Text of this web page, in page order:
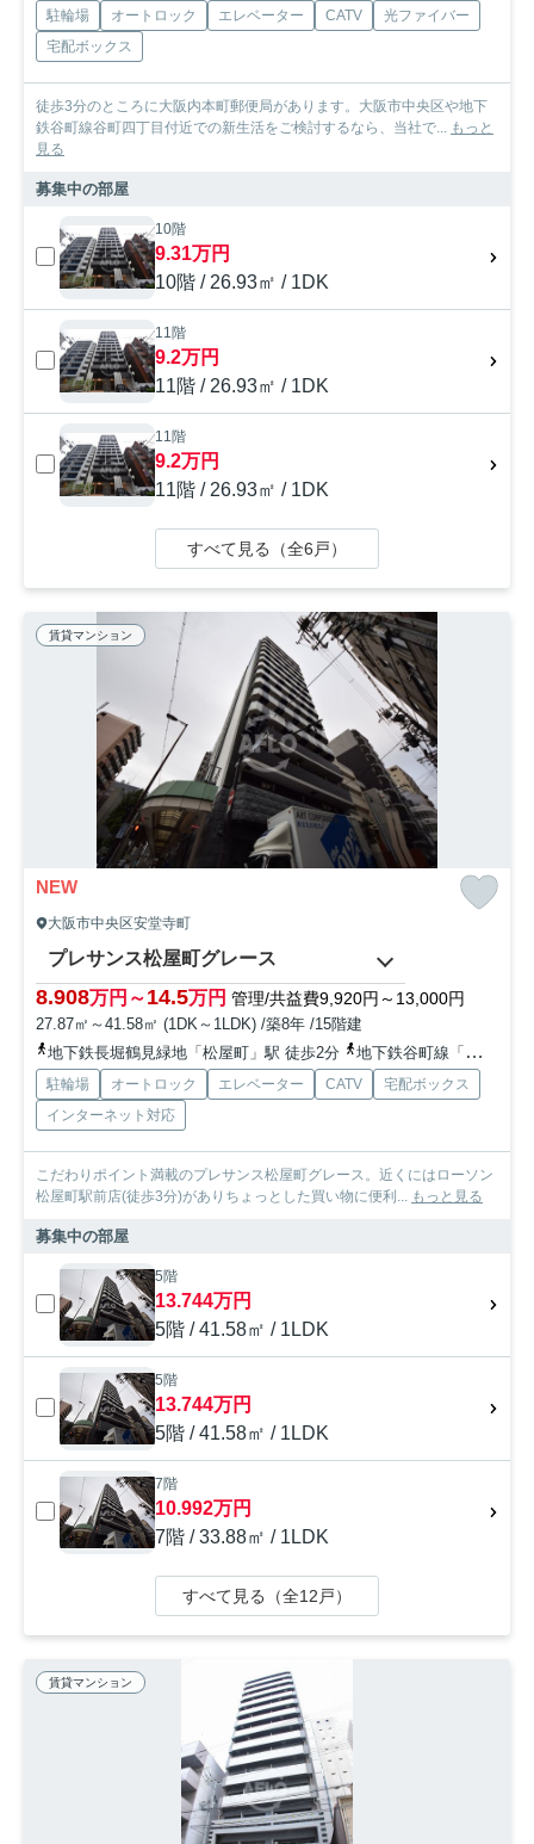
駐輪場 オートロック エレベーター CATV
光ファイバー
宅配ボックス
徒歩3分のところに大阪内本町郵便局があります。大阪市中央区や地下
鉄谷町線谷町四丁目付近での新生活をご検討するなら、当社で...
もっと
見る
募集中の部屋
10階
9.31万円
10階 / 26.93㎡ / 1DK
11階
9.2万円
11階 / 26.93㎡ / 1DK
11階
9.2万円
11階 / 26.93㎡ / 1DK
すべて見る（全6戸）
賃貸マンション
NEW
大阪市中央区安堂寺町
プレサンス松屋町グレース
8.908万円～14.5万円 管理/共益費9,920円～13,000円
27.87㎡～41.58㎡ (1DK～1LDK) /築8年 /15階建
地下鉄長堀鶴見緑地「松屋町」駅 徒歩2分
地下鉄谷町線「谷町六丁目」駅 徒歩5分
駐輪場 オートロック エレベーター CATV
宅配ボックス
インターネット対応
こだわりポイント満載のプレサンス松屋町グレース。近くにはローソン
松屋町駅前店(徒歩3分)がありちょっとした買い物に便利... もっと見る
募集中の部屋
5階
13.744万円
5階 / 41.58㎡ / 1LDK
5階
13.744万円
5階 / 41.58㎡ / 1LDK
7階
10.992万円
7階 / 33.88㎡ / 1LDK
すべて見る（全12戸）
賃貸マンション